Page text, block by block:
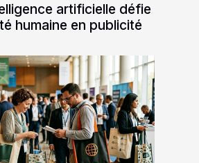
artificielle défie
humaine en publicité